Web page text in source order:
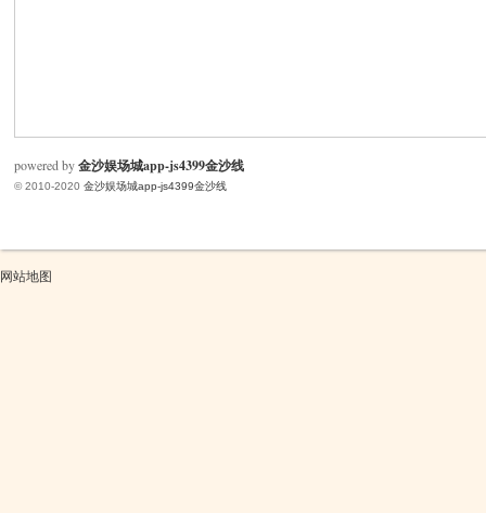
powered by金沙娱场城app-js4399金沙线
© 2010-2020 金沙娱场城app-js4399金沙线
网站地图